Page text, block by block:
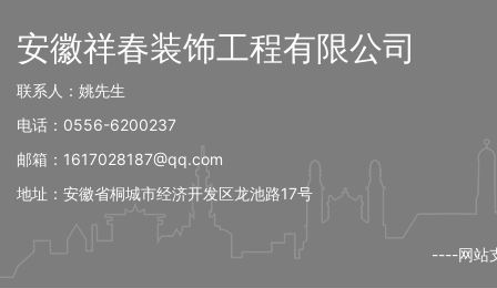
安徽祥春装饰工程有限公司
联系人：姚先生
电话：0556-6200237
邮箱：1617028187@qq.com
地址：安徽省桐城市经济开发区龙池路17号
----网站